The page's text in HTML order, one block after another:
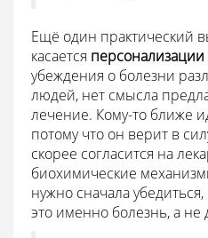
Ещё один практический
касается персонализации
убеждения о болезни
людей, нет смысла
лечение. Кому-то ближе
потому что он верит в
скорее согласится на
биохимические
нужно сначала
это именно болезнь, а не